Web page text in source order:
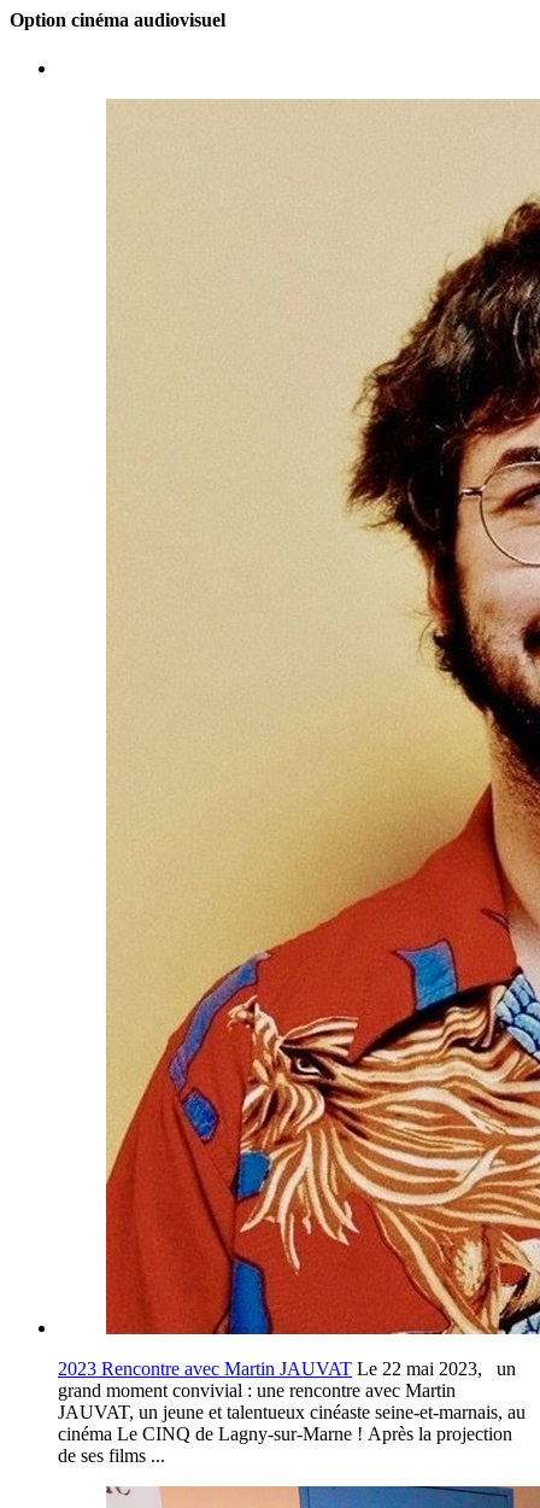
Option cinéma audiovisuel
2023 Rencontre avec Martin JAUVAT Le 22 mai 2023, un
grand moment convivial : une rencontre avec Martin
JAUVAT, un jeune et talentueux cinéaste seine-et-marnais, au
cinéma Le CINQ de Lagny-sur-Marne ! Après la projection
de ses films ...